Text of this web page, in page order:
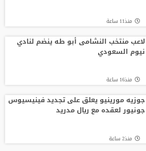
منذ11 ساعة
لاعب منتخب النشامى أبو طه ينضم لنادي
نيوم السعودي
منذ16 ساعة
جوزيه مورينيو يعلق على تجديد فينيسيوس
جونيور لعقده مع ريال مدريد
منذ2 ساعة